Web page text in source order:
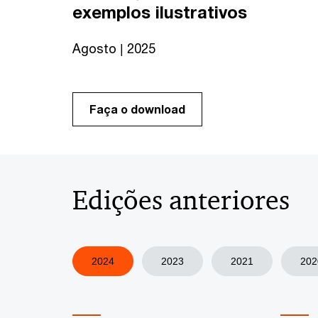
exemplos ilustrativos
Agosto | 2025
Faça o download
Edições anteriores
2024 2023 2021